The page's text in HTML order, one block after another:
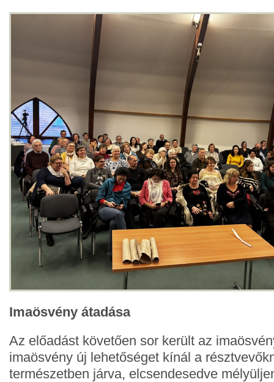
Imaösvény átadása
Az előadást követően sor került az
imaösvény új lehetőséget kínál a
természetben járva, elcsendesedve